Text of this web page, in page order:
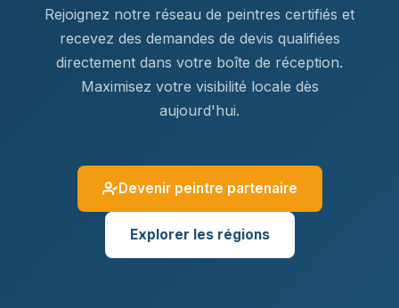
Rejoignez notre réseau de peintres certifiés et
recevez des demandes de devis qualifiées
directement dans votre boîte de réception.
Maximisez votre visibilité locale dès
aujourd'hui.
Devenir peintre partenaire
Explorer les régions